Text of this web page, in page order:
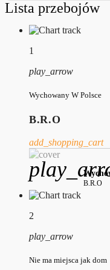
Lista przebojów
1
play_arrow
Wychowany W Polsce
B.R.O
add_shopping_cart
B.R.O
2
play_arrow
Nie ma miejsca jak dom